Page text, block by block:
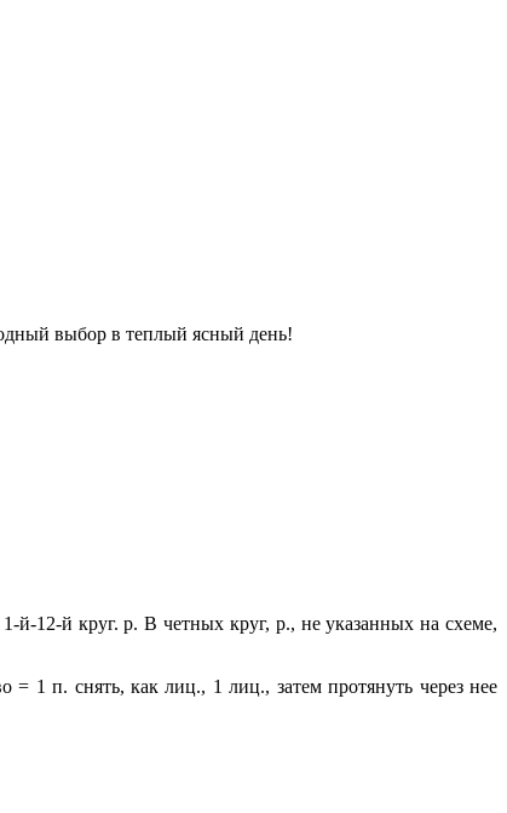
выбор в теплый ясный день!
й-12-й круг. р. В четных круг, р., не указанных на схеме,
= 1 п. снять, как лиц., 1 лиц., затем протянуть через нее